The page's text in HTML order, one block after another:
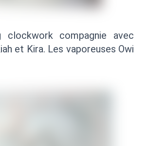
clockwork compagnie avec
et Kira. Les vaporeuses Owi